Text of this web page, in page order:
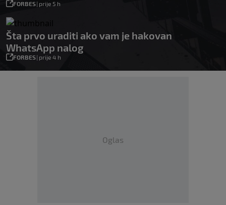
FORBES| prije 5 h
Šta prvo uraditi ako vam je hakovan
WhatsApp nalog
FORBES| prije 4 h
Oglas